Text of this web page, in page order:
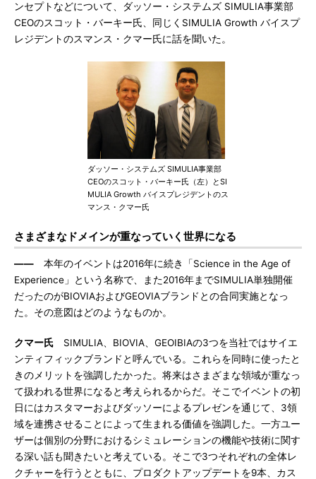
ンセプトなどについて、ダッソー・システムズ SIMULIA事業部
CEOのスコット・バーキー氏、同じくSIMULIA Growth バイスプ
レジデントのスマンス・クマー氏に話を聞いた。
ダッソー・システムズ SIMULIA事業部
CEOのスコット・バーキー氏（左）とSI
MULIA Growth バイスプレジデントのス
マンス・クマー氏
さまざまなドメインが重なっていく世界になる
―― 本年のイベントは2016年に続き「Science in the Age of
Experience」という名称で、また2016年までSIMULIA単独開催
だったのがBIOVIAおよびGEOVIAブランドとの合同実施となっ
た。その意図はどのようなものか。
クマー氏 SIMULIA、BIOVIA、GEOIBIAの3つを当社ではサイエ
ンティフィックブランドと呼んでいる。これらを同時に使ったと
きのメリットを強調したかった。将来はさまざまな領域が重なっ
て扱われる世界になると考えられるからだ。そこでイベントの初
日にはカスタマーおよびダッソーによるプレゼンを通じて、3領
域を連携させることによって生まれる価値を強調した。一方ユー
ザーは個別の分野におけるシミュレーションの機能や技術に関す
る深い話も聞きたいと考えている。そこで3つそれぞれの全体レ
クチャーを行うとともに、プロダクトアップデートを9本、カス